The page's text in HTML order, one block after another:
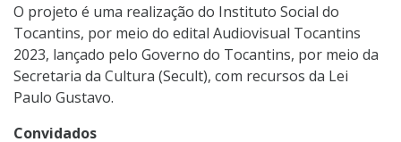
O projeto é uma realização do Instituto Social do
Tocantins, por meio do edital Audiovisual Tocantins
2023, lançado pelo Governo do Tocantins, por meio da
Secretaria da Cultura (Secult), com recursos da Lei
Paulo Gustavo.
Convidados